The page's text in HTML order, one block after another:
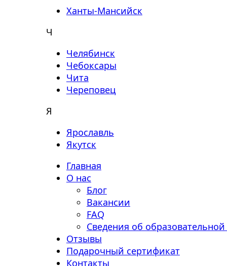
Ханты-Мансийск
Ч
Челябинск
Чебоксары
Чита
Череповец
Я
Ярославль
Якутск
Главная
О нас
Блог
Вакансии
FAQ
Сведения об
Отзывы
Подарочный сертификат
Контакты